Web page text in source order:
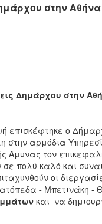
στην Αθήνα
Δημάρχου στην
επισκέφτηκε ο
στην αρμόδια
Άμυνας τον
πολύ καλό και
οι
- Μπετινάκη -
και να